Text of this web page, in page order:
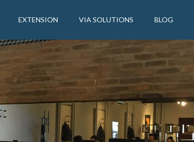
EXTENSION VIA SOLUTIONS BLOG